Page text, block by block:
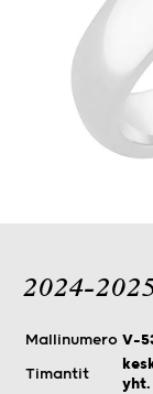
2024-
Mallinumero V-
Timantit
yht.